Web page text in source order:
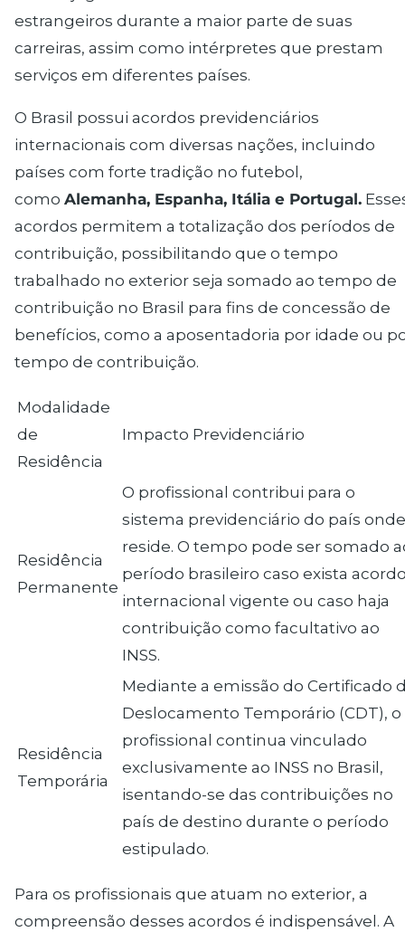
estrangeiros durante a maior parte de suas
carreiras, assim como intérpretes que prestam
serviços em diferentes países.
O Brasil possui acordos previdenciários
internacionais com diversas nações, incluindo
países com forte tradição no futebol,
como Alemanha, Espanha, Itália e Portugal.
acordos permitem a totalização dos períodos de
contribuição, possibilitando que o tempo
trabalhado no exterior seja somado ao tempo de
contribuição no Brasil para fins de concessão de
benefícios, como a aposentadoria por idade ou
tempo de contribuição.
Modalidade
de
Residência
Impacto Previdenciário
Residência
Permanente
O profissional contribui para o
sistema previdenciário do país onde
reside. O tempo pode ser somado
período brasileiro caso exista
internacional vigente ou caso haja
contribuição como facultativo ao
INSS.
Residência
Temporária
Mediante a emissão do Certificado
Deslocamento Temporário (CDT), o
profissional continua vinculado
exclusivamente ao INSS no Brasil,
isentando-se das contribuições no
país de destino durante o período
estipulado.
Para os profissionais que atuam no exterior, a
compreensão desses acordos é indispensável. A